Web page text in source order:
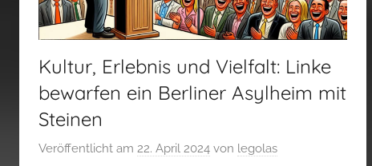
Kultur, Erlebnis und Vielfalt: Linke
bewarfen ein Berliner Asylheim mit
Steinen
Veröffentlicht am 22. April 2024 von legolas